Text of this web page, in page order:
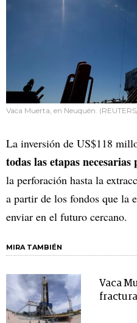
Vaca Muerta, en Neuquén.
La inversión de US$118
todas las etapas
la perforación hasta la
a partir de los fondos que la
enviar en el futuro cercano.
MIRA TAMBIÉN
Vaca